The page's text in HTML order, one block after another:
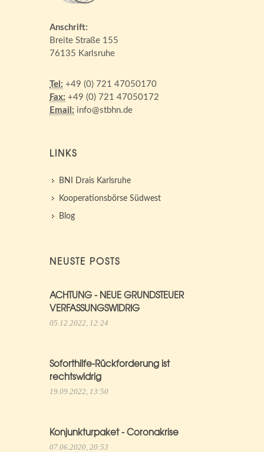
Anschrift:
Breite Straße 155
76135 Karlsruhe
Tel: +49 (0) 721 47050170
Fax: +49 (0) 721 47050172
Email: info@stbhn.de
LINKS
BNI Drais Karlsruhe
Kooperationsbörse Südwest
Blog
NEUSTE POSTS
ACHTUNG - NEUE GRUNDSTEUER
VERFASSUNGSWIDRIG
05.12.2022, 12:24
Soforthilfe-Rückforderung ist
rechtswidrig
19.09.2022, 13:50
Konjunkturpaket - Coronakrise
07.06.2020, 20:53